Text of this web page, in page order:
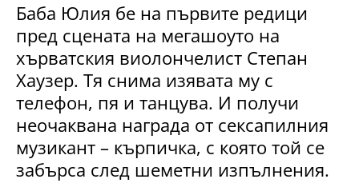
Баба Юлия бе на първите редици
пред сцената на мегашоуто на
хърватския виолончелист Степан
Хаузер. Тя снима изявата му с
телефон, пя и танцува. И получи
неочаквана награда от сексапилния
музикант – кърпичка, с която той се
забърса след шеметни изпълнения.